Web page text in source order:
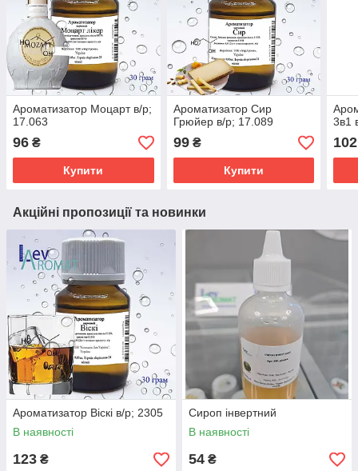
Ароматизатор Моцарт в/р;
17.063
96 ₴
Купити
Ароматизатор Сир
Грюйер в/р; 17.089
99₴
Купити
3в1
102
Акційні пропозиції та новинки
Ароматизатор Віскі в/р; 2305
В наявності
123 ₴
Сироп інвертний
В наявності
54 ₴